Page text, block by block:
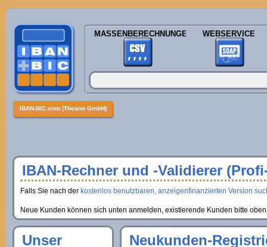
MASSENBERECHNUNGEN WEBSERVICE
IBAN-BIC.com (Theano GmbH)
IBAN-Rechner und -Validierer
Falls Sie nach der kostenlos benutzbaren, anzeigenfinanzierten Version
Neue Kunden können sich unten anmelden, existierende Kunden bitte
Neukunden-
Unser